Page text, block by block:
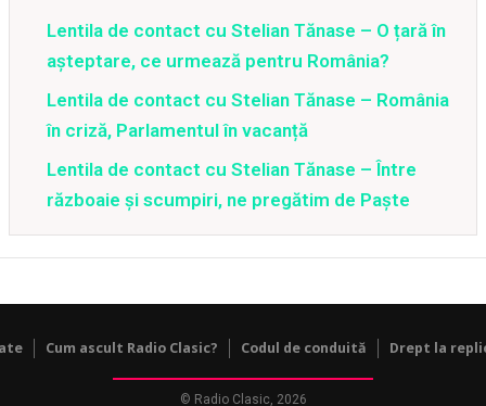
Lentila de contact cu Stelian Tănase – O țară în
așteptare, ce urmează pentru România?
Lentila de contact cu Stelian Tănase – România
în criză, Parlamentul în vacanță
Lentila de contact cu Stelian Tănase – Între
războaie și scumpiri, ne pregătim de Paște
Cum ascult Radio Clasic? Codul de conduită Drept la
© Radio Clasic, 2026